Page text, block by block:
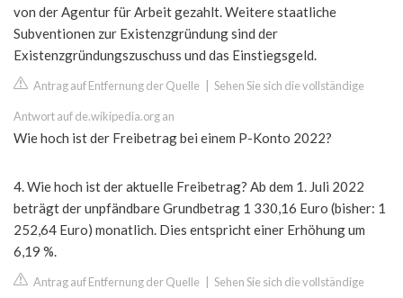
von der Agentur für Arbeit gezahlt. Weitere staatliche
Subventionen zur Existenzgründung sind der
Existenzgründungszuschuss und das Einstiegsgeld.
Antrag auf Entfernung der Quelle Sehen Sie sich die vollständige
Antwort auf de.wikipedia.org an
Wie hoch ist der Freibetrag bei einem P-Konto 2022?
4. Wie hoch ist der aktuelle Freibetrag? Ab dem 1. Juli 2022
beträgt der unpfändbare Grundbetrag 1 330,16 Euro (bisher: 1
252,64 Euro) monatlich. Dies entspricht einer Erhöhung um
6,19 %.
Antrag auf Entfernung der Quelle Sehen Sie sich die vollständige